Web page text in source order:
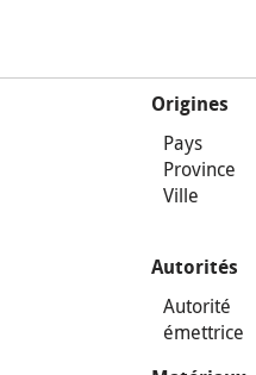
Origines
Pays
Province
Ville
Autorités
Autorité
émettrice